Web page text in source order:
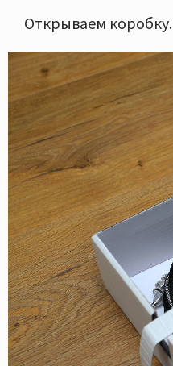
Открываем коробку.